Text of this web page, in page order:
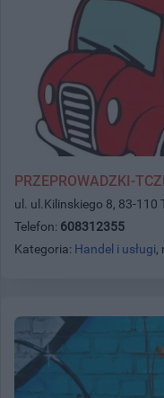
PRZEPROWADZKI-
ul. ul.Kilinskiego 8, 83-110
Telefon: 608312355
Kategoria: Handel i usługi,